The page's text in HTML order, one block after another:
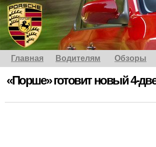
Главная Водителям Обзоры
«Порше» готовит новый 4-